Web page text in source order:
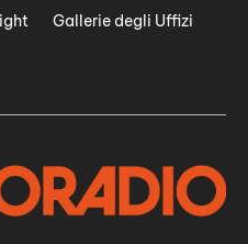
Gallerie degli Uffizi